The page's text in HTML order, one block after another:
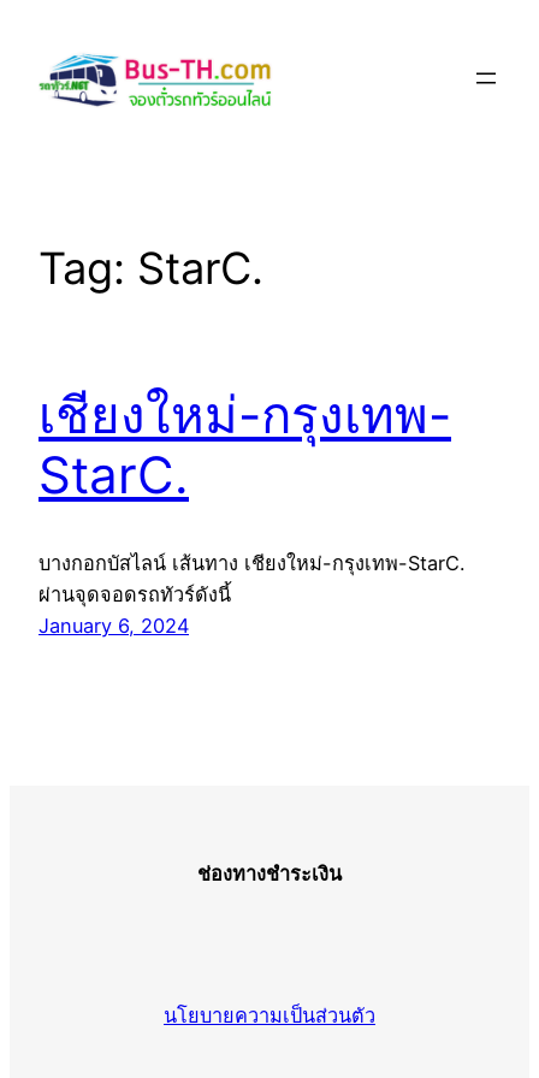
content
Tag: StarC.
เชียงใหม่-กรุงเทพ-
StarC.
บางกอกบัสไลน์ เส้นทาง เชียงใหม่-กรุงเทพ-StarC.
ผ่านจุดจอดรถทัวร์ดังนี้
January 6, 2024
ช่องทางชำระเงิน
นโยบายความเป็นส่วนตัว